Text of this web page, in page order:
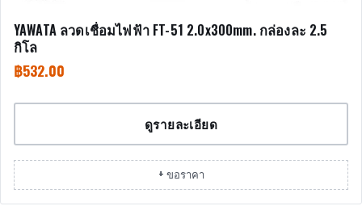
YAWATA ลวดเชื่อมไฟฟ้า FT-51 2.0x300mm. กล่องละ 2.5
กิโล
฿532.00
ดูรายละเอียด
+ ขอราคา